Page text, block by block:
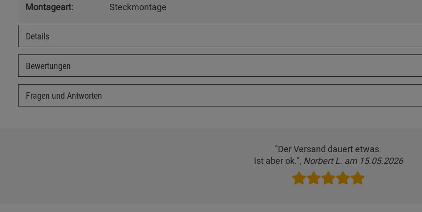
Montageart:
Steckmontage
Details
Bewertungen
Fragen und Antworten
"Der Versand dauert etwas.
Ist aber ok.", Norbert L. am 15.05.2026